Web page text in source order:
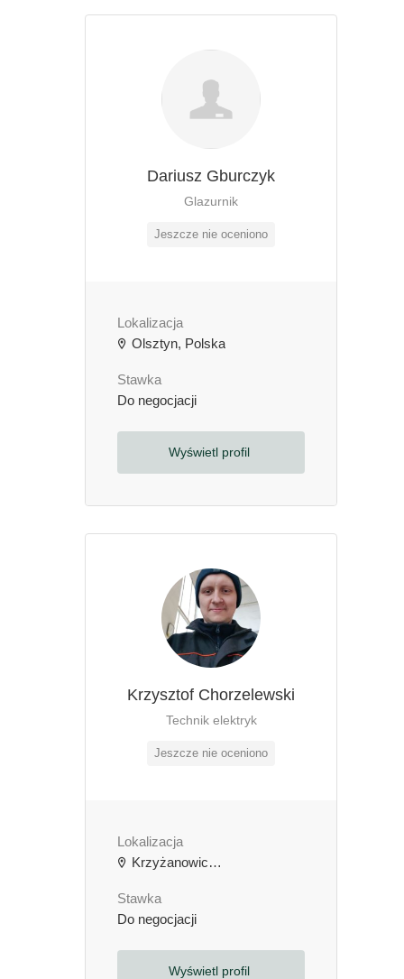
Dariusz Gburczyk
Glazurnik
Jeszcze nie oceniono
Lokalizacja
Olsztyn, Polska
Stawka
Do negocjacji
Wyświetl profil
Krzysztof Chorzelewski
Technik elektryk
Jeszcze nie oceniono
Lokalizacja
Krzyżanowice, Polska
Stawka
Do negocjacji
Wyświetl profil